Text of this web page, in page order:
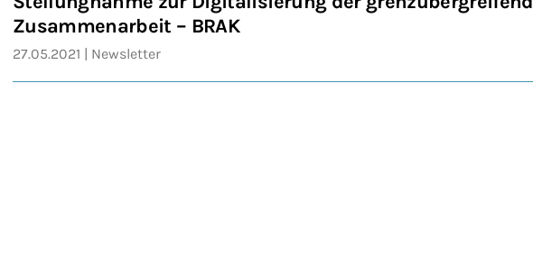
Zusammenarbeit – BRAK
27.05.2021 Newsletter